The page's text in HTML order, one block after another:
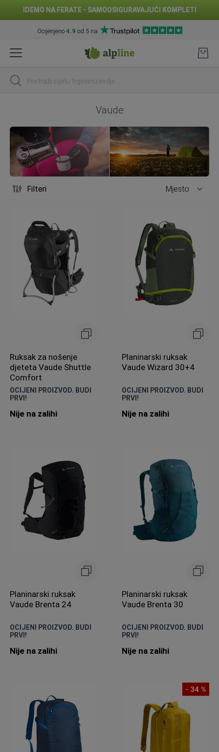
IDEMO NA FERATE - SAMOOSIGURAVAJUĆI KOMPLETI
Ocijenjeno 4.9 od 5 na
na
traži
Vaude
Filteri Mjesto
Ruksak za nošenje
djeteta Vaude Shuttle
Comfort
OCIJENI PROIZVOD. BUDI
PRVI!
Nije na zalihi
Planinarski ruksak
Vaude Wizard 30+4
OCIJENI PROIZVOD. BUDI
PRVI!
Nije na zalihi
Planinarski ruksak
Vaude Brenta 24
OCIJENI PROIZVOD. BUDI
PRVI!
Nije na zalihi
Planinarski ruksak
Vaude Brenta 30
OCIJENI PROIZVOD. BUDI
PRVI!
Nije na zalihi
- 34 %